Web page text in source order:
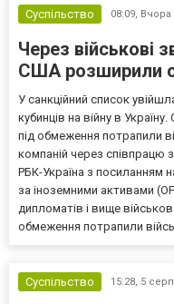
Суспільство 08:09, Вчора
Через військові
США розширили
У санкційний список
кубинців на війну в
під обмеження потрапили
компаній через співпрацю
РБК-Україна з посиланням
за іноземними активами
дипломатів і вище
обмеження потрапили
Суспільство 15:28, 5